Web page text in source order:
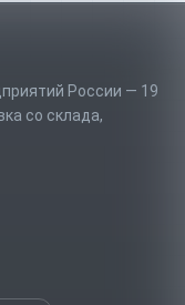
России — 19
со склада,